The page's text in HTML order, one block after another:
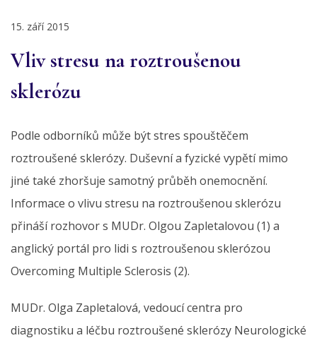
15. září 2015
Vliv stresu na roztroušenou
sklerózu
Podle odborníků může být stres spouštěčem
roztroušené sklerózy. Duševní a fyzické vypětí mimo
jiné také zhoršuje samotný průběh onemocnění.
Informace o vlivu stresu na roztroušenou sklerózu
přináší rozhovor s MUDr. Olgou Zapletalovou (1) a
anglický portál pro lidi s roztroušenou sklerózou
Overcoming Multiple Sclerosis (2).
MUDr. Olga Zapletalová, vedoucí centra pro
diagnostiku a léčbu roztroušené sklerózy Neurologické